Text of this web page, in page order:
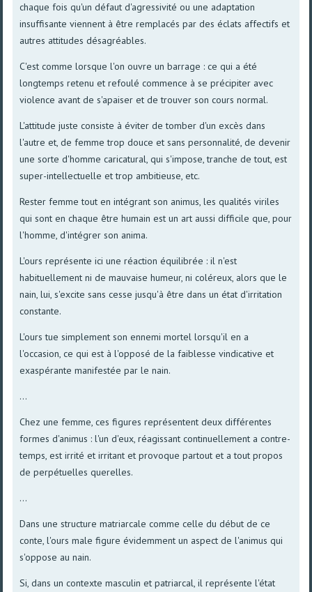
chaque fois qu'un défaut d'agressivité ou une adaptation
insuffisante viennent à être remplacés par des éclats affectifs et
autres attitudes désagréables.
C'est comme lorsque l'on ouvre un barrage : ce qui a été
longtemps retenu et refoulé commence à se précipiter avec
violence avant de s'apaiser et de trouver son cours normal.
L'attitude juste consiste à éviter de tomber d'un excès dans
l'autre et, de femme trop douce et sans personnalité, de devenir
une sorte d'homme caricatural, qui s'impose, tranche de tout, est
super-intellectuelle et trop ambitieuse, etc.
Rester femme tout en intégrant son animus, les qualités viriles
qui sont en chaque être humain est un art aussi difficile que, pour
l'homme, d'intégrer son anima.
L'ours représente ici une réaction équilibrée : il n'est
habituellement ni de mauvaise humeur, ni coléreux, alors que le
nain, lui, s'excite sans cesse jusqu'à être dans un état d'irritation
constante.
L'ours tue simplement son ennemi mortel lorsqu'il en a
l'occasion, ce qui est à l'opposé de la faiblesse vindicative et
exaspérante manifestée par le nain.
...
Chez une femme, ces figures représentent deux différentes
formes d'animus : l'un d'eux, réagissant continuellement a contre-
temps, est irrité et irritant et provoque partout et a tout propos
de perpétuelles querelles.
...
Dans une structure matriarcale comme celle du début de ce
conte, l'ours male figure évidemment un aspect de l'animus qui
s'oppose au nain.
Si, dans un contexte masculin et patriarcal, il représente l'état